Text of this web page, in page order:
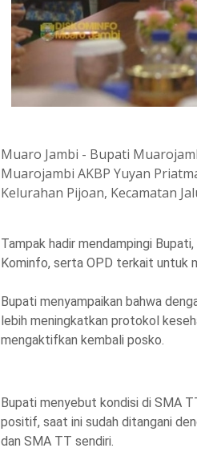
Muaro Jambi - Bupati
Muarojambi AKBP Yuyan
Kelurahan Pijoan, Kecamatan
Tampak hadir mendampingi
Kominfo, serta OPD terkait untuk
Bupati menyampaikan bahwa
lebih meningkatkan protokol
mengaktifkan kembali posko.
Bupati menyebut kondisi di SMA
positif, saat ini sudah ditangani
dan SMA TT sendiri.